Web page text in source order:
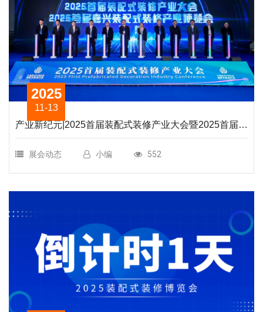
2025
11-13
产业新纪元|2025首届装配式装修产业大会暨2025首届嘉
兴装配式装修产业博览会在海宁隆重开幕
展会动态 小编 552